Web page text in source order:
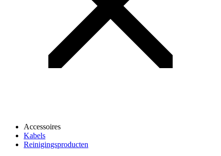
Accessoires
Kabels
Reinigingsproducten